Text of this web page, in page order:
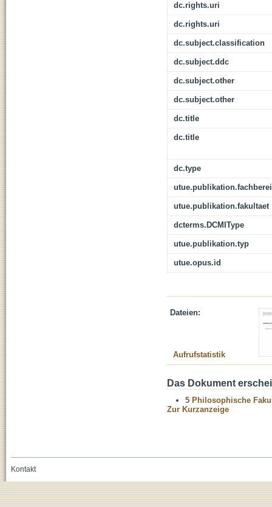
dc.rights.uri
dc.rights.uri
dc.subject.classification
dc.subject.ddc
dc.subject.other
dc.subject.other
dc.title
dc.title
dc.type
utue.publikation.fakultaet
dcterms.DCMIType
utue.publikation.typ
utue.opus.id
Dateien:
Aufrufstatistik
Das Dokument
5 Philosophische
Zur Kurzanzeige
Kontakt